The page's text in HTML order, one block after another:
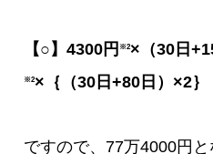
【○】4300円 ※2×（30日
※2×｛（30日+80日）×2｝
ですので、77万4000円と